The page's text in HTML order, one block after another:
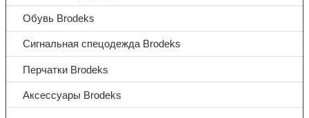
Обувь Brodeks
Сигнальная спецодежда Brodeks
Перчатки Brodeks
Аксессуары Brodeks
+7 (831) 214-01-31
+7 (831) 214-01-51
101@adk52.ru